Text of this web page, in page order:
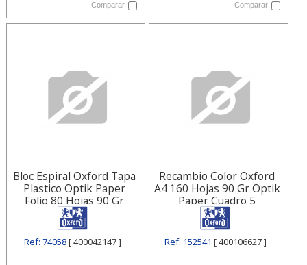
Comparar Comparar
Bloc Espiral Oxford Tapa
Plastico Optik Paper
Folio 80 Hojas 90 Gr
400042147
Ref: 74058[ 400042147 ]
Recambio Color Oxford
A4 160 Hojas 90 Gr Optik
Paper Cuadro 5
400106627
Ref: 152541 [ 400106627 ]